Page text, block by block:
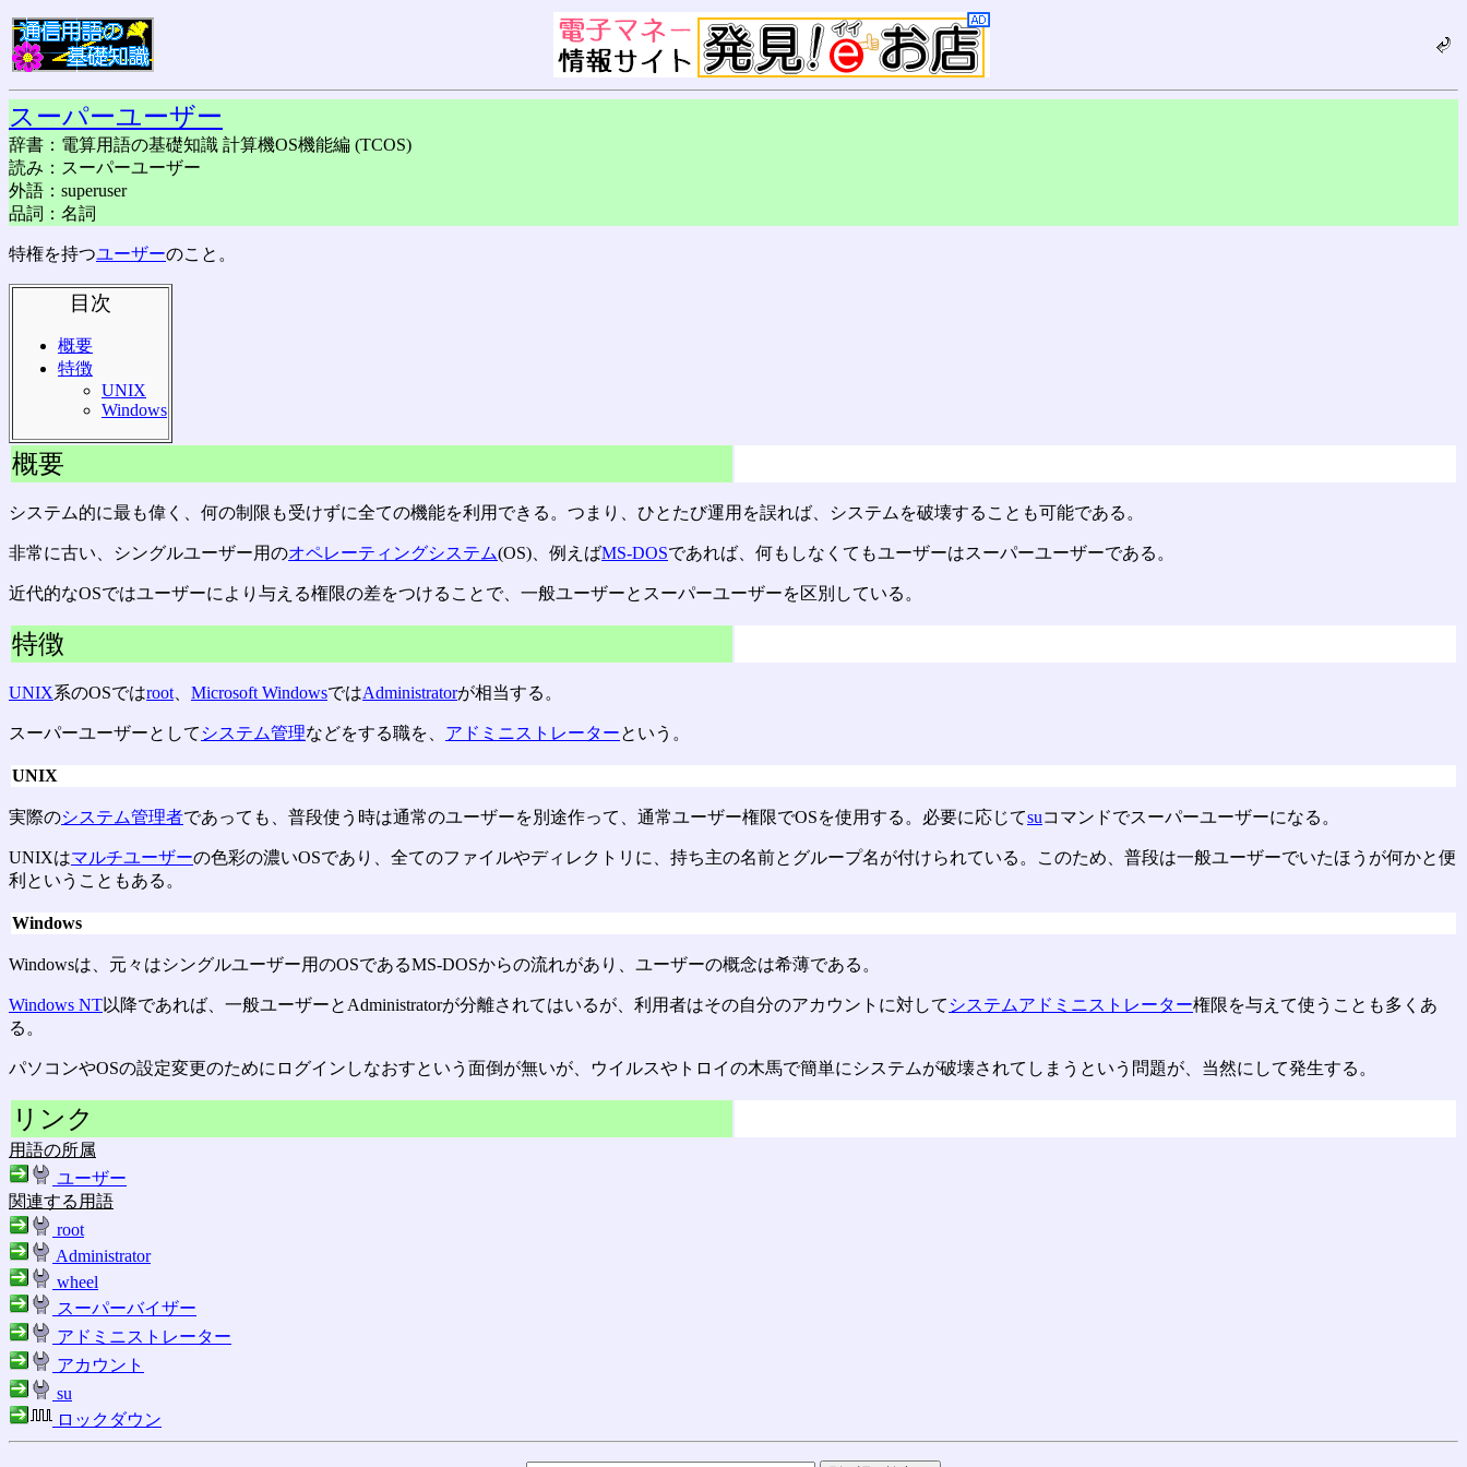
スーパーユーザー
辞書：電算用語の基礎知識 計算機OS機能編 (TCOS)
読み：スーパーユーザー
外語：superuser
品詞：名詞
特権を持つユーザーのこと。
目次
概要
特徴
UNIX
Windows
概要
システム的に最も偉く、何の制限も受けずに全ての機能を利用できる。つまり、ひとたび運用を誤れば、システムを破壊することも可能である。
非常に古い、シングルユーザー用のオペレーティングシステム(OS)、例えばMS-DOSであれば、何もしなくてもユーザーはスーパーユーザーである。
近代的なOSではユーザーにより与える権限の差をつけることで、一般ユーザーとスーパーユーザーを区別している。
特徴
UNIX系のOSではroot Microsoft WindowsではAdministratorが相当する。
スーパーユーザーとして システム管理などをする職を、 アドミニストレーターという。
UNIX
実際のシステム管理者であっても、普段使う時は通常のユーザーを別途作って、通常ユーザー権限でOSを使用する。必要に応じてsuコマンドでスーパーユーザーになる。
UNIXはマルチユーザーの色彩の濃いOSであり、全てのファイルやディレクトリに、持ち主の名前とグループ名が付けられている。このため、普段は一般ユーザーでいたほうが何かと便
利ということもある。
Windows
Windowsは、元々はシングルユーザー用のOSであるMS-DOSからの流れがあり、ユーザーの概念は希薄である。
Windows NT以降であれば、一般ユーザーとAdministratorが分離されてはいるが、利用者はその自分のアカウントに対して システムアドミニストレーター権限を与えて使うことも多くあ
る。
パソコンやOSの設定変更のためにログインしなおすという面倒が無いが、ウイルスやトロイの木馬で簡単にシステムが破壊されてしまうという問題が、当然にして発生する。
リンク
用語の所属
ユーザー
関連する用語
root
Administrator
wheel
スーパーバイザー
アドミニストレーター
アカウント
su
ロックダウン